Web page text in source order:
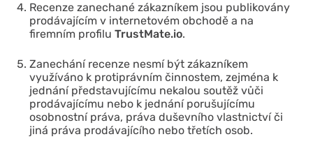
Recenze zanechané zákazníkem jsou publikovány
prodávajícím v internetovém obchodě a na
firemním profilu TrustMate.io.
Zanechání recenze nesmí být zákazníkem
využíváno k protiprávním činnostem, zejména k
jednání představujícímu nekalou soutěž vůči
prodávajícímu nebo k jednání porušujícímu
osobnostní práva, práva duševního vlastnictví či
jiná práva prodávajícího nebo třetích osob.